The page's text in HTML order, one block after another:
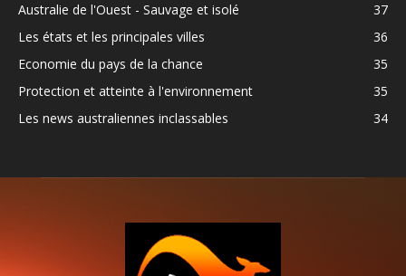
Australie de l'Ouest - Sauvage et isolé
37
Les états et les principales villes
36
Economie du pays de la chance
35
Protection et atteinte à l'environnement
35
Les news australiennes inclassables
34